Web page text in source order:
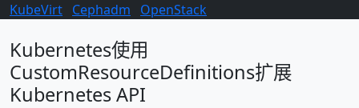
KubeVirt Cephadm OpenStack
Kubernetes使用
CustomResourceDefinitions扩展
Kubernetes API